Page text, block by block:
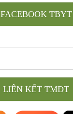
FACEBOOK TBYT
LIÊN KẾT TMĐT